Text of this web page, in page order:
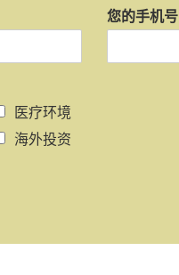
您的手机号
医疗环境
海外投资